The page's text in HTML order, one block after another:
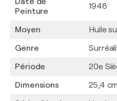
Peinture
1948
Moyen
Huile
Genre
Période
20e
Dimensions
25,4